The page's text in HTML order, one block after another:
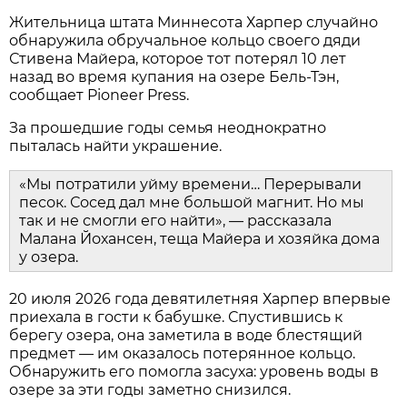
Жительница штата Миннесота Харпер случайно
обнаружила обручальное кольцо своего дяди
Стивена Майера, которое тот потерял 10 лет
назад во время купания на озере Бель-Тэн,
сообщает Pioneer Press.
За прошедшие годы семья неоднократно
пыталась найти украшение.
«Мы потратили уйму времени… Перерывали
песок. Сосед дал мне большой магнит. Но мы
так и не смогли его найти», — рассказала
Малана Йохансен, теща Майера и хозяйка дома
у озера.
20 июля 2026 года девятилетняя Харпер впервые
приехала в гости к бабушке. Спустившись к
берегу озера, она заметила в воде блестящий
предмет — им оказалось потерянное кольцо.
Обнаружить его помогла засуха: уровень воды в
озере за эти годы заметно снизился.